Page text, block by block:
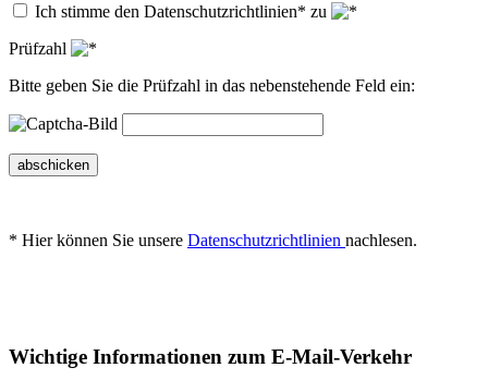
Ich stimme den Datenschutzrichtlinien* zu
Prüfzahl
Bitte geben Sie die Prüfzahl in das nebenstehende Feld ein:
abschicken
* Hier können Sie unsere Datenschutzrichtlinien nachlesen.
Wichtige Informationen zum E-Mail-Verkehr